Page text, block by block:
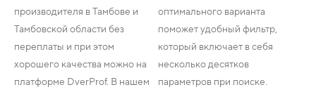
производителя в Тамбове и
Тамбовской области без
переплаты и при этом
хорошего качества можно на
платформе DverProf. В нашем
оптимального варианта
поможет удобный фильтр,
который включает в себя
несколько десятков
параметров при поиске.